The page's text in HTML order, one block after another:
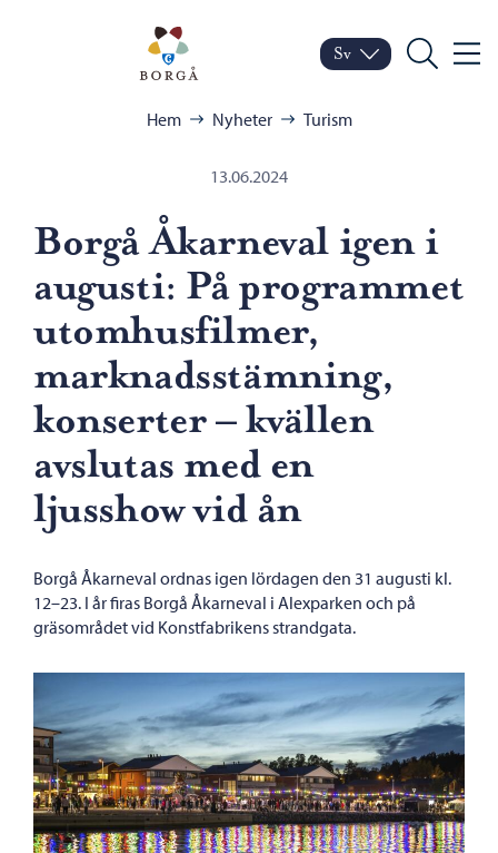
Porvoo – Gå till
Byt språk
Nuvarande språk:
Sv
Sök Meny
Hem Nyheter Turism
13.06.2024
Borgå Åkarneval igen i
augusti: På programmet
utomhusfilmer,
marknadsstämning,
konserter – kvällen
avslutas med en
ljusshow vid ån
Borgå Åkarneval ordnas igen lördagen den 31 augusti kl.
12–23. I år firas Borgå Åkarneval i Alexparken och på
gräsområdet vid Konstfabrikens strandgata.